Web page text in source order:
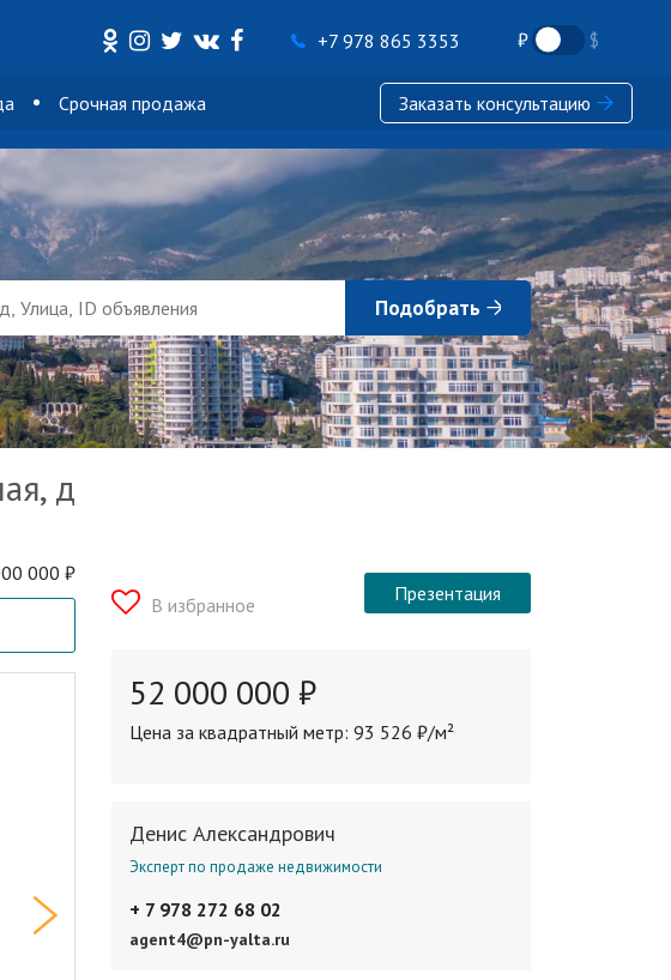
+7 978 865 3353
Срочная продажа Заказать консультацию
Подобрать
д
000 ₽
В избранное Презентация
52 000 000 ₽
Цена за квадратный метр: 93 526 ₽/м²
Денис Александрович
Эксперт по продаже недвижимости
+ 7 978 272 68 02
agent4@pn-yalta.ru